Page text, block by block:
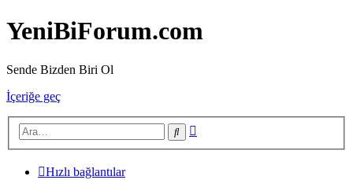
YeniBiForum.com
Sende Bizden Biri Ol
İçeriğe geç
Ara
Hızlı bağlantılar